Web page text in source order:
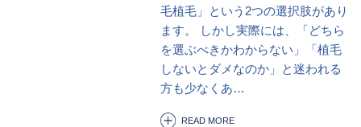
毛植毛」という2つの選択肢があり
ます。 しかし実際には、「どちら
を選ぶべきかわからない」「植毛
しないとダメなのか」と迷われる
方も少なくあ…
READ MORE